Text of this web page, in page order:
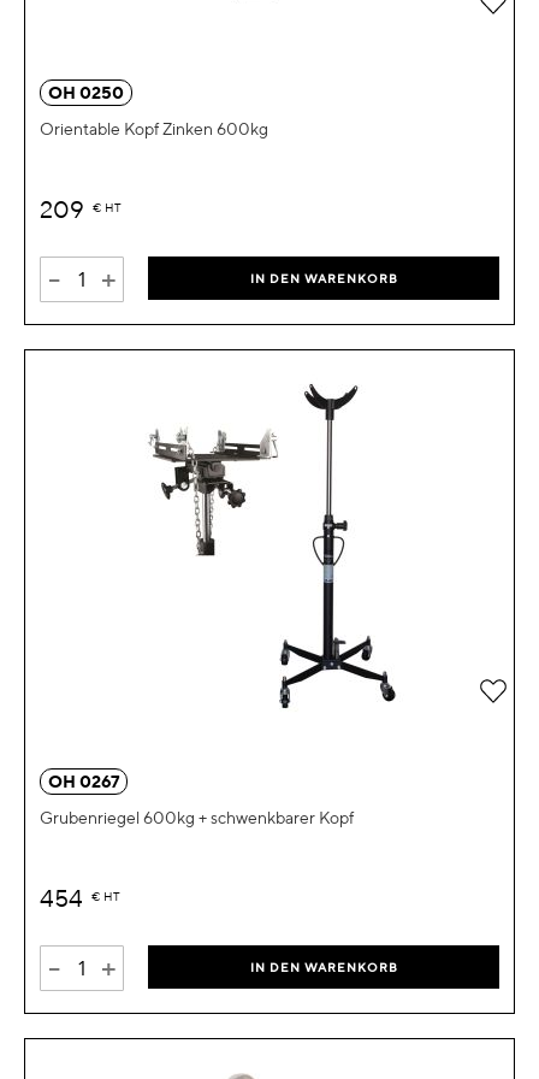
OH 0250
Orientable Kopf Zinken 600kg
209 € HT
- + IN DEN WARENKORB
OH 0267
Grubenriegel 600kg + schwenkbarer Kopf
454 € HT
- + IN DEN WARENKORB
Zur